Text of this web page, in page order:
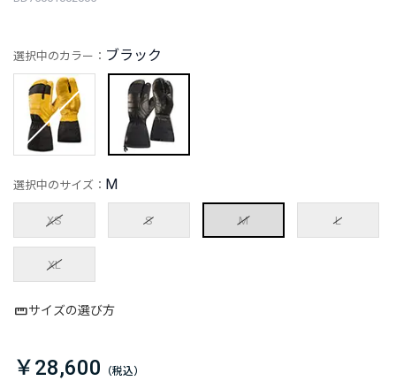
選択中のカラー： ブラック
選択中のサイズ： M
XS S M L
XL
サイズの選び方
￥28,600